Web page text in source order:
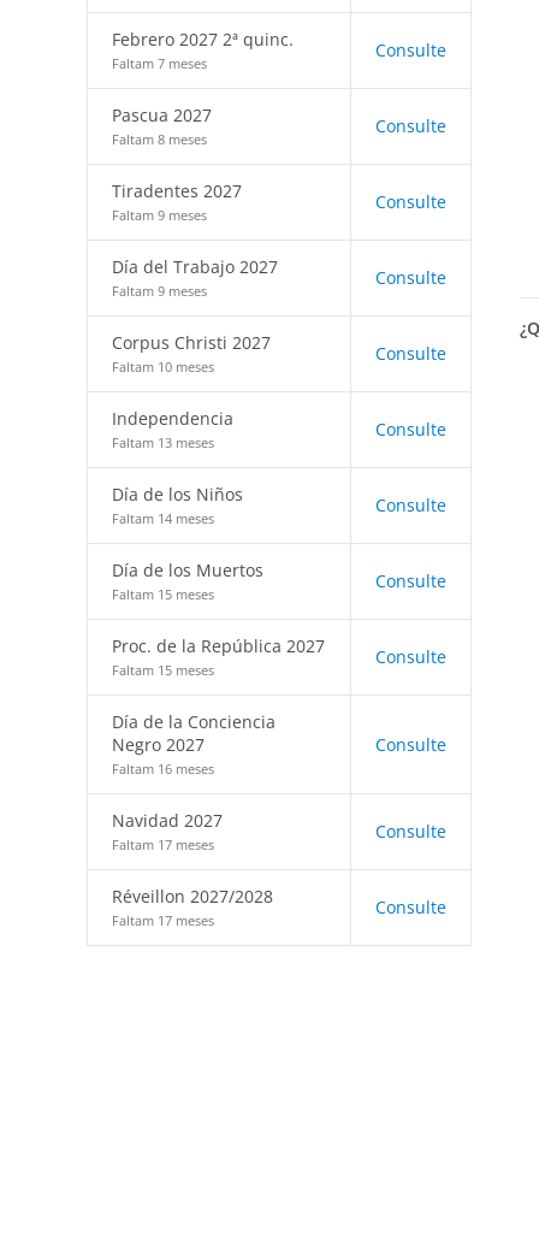
Febrero 2027 2ª quinc.
Faltam 7 meses
Consulte
Pascua 2027
Faltam 8 meses
Consulte
Tiradentes 2027
Faltam 9 meses
Consulte
Día del Trabajo 2027
Faltam 9 meses
Consulte
Corpus Christi 2027
Faltam 10 meses
Consulte
Independencia
Faltam 13 meses
Consulte
Día de los Niños
Faltam 14 meses
Consulte
Día de los Muertos
Faltam 15 meses
Consulte
Proc. de la República 2027
Faltam 15 meses
Consulte
Día de la Conciencia
Negro 2027
Faltam 16 meses
Consulte
Navidad 2027
Faltam 17 meses
Consulte
Réveillon 2027/2028
Faltam 17 meses
Consulte